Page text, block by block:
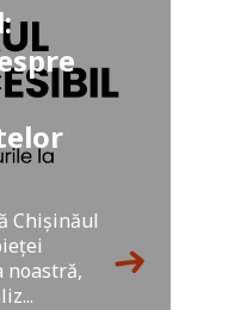
Chișinăul
noastră,